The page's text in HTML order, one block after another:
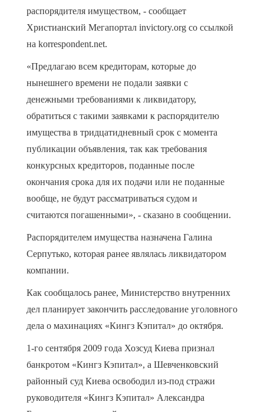
распорядителя имуществом, - сообщает
Христианский Мегапортал invictory.org со ссылкой
на korrespondent.net.
«Предлагаю всем кредиторам, которые до
нынешнего времени не подали заявки с
денежными требованиями к ликвидатору,
обратиться с такими заявками к распорядителю
имущества в тридцатидневный срок с момента
публикации объявления, так как требования
конкурсных кредиторов, поданные после
окончания срока для их подачи или не поданные
вообще, не будут рассматриваться судом и
считаются погашенными», - сказано в сообщении.
Распорядителем имущества назначена Галина
Серпутько, которая ранее являлась ликвидатором
компании.
Как сообщалось ранее, Министерство внутренних
дел планирует закончить расследование уголовного
дела о махинациях «Кингз Кэпитал» до октября.
1-го сентября 2009 года Хозсуд Киева признал
банкротом «Кингз Кэпитал», а Шевченковский
районный суд Киева освободил из-под стражи
руководителя «Кингз Кэпитал» Александра